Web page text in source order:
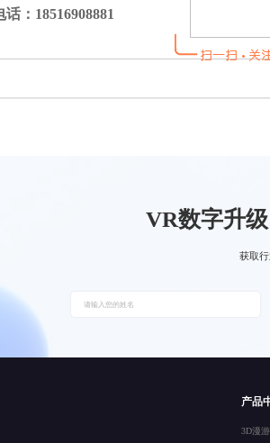
话：18516908881
VR数字升
获取
产品
3D漫游